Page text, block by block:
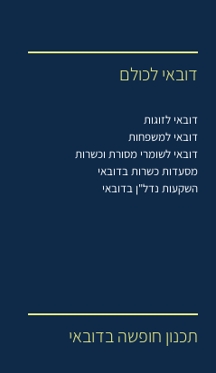
דובאי לכולם
דובאי לזוגות
דובאי למשפחות
דובאי לשומרי מסורת וכשרות
מסעדות כשרות בדובאי
השקעות נדל"ן בדובאי
תכנון חופשה בדובאי